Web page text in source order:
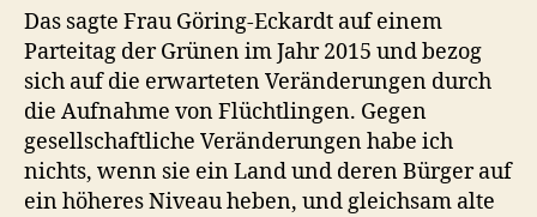
Das sagte Frau Göring-Eckardt auf einem
Parteitag der Grünen im Jahr 2015 und bezog
sich auf die erwarteten Veränderungen durch
die Aufnahme von Flüchtlingen. Gegen
gesellschaftliche Veränderungen habe ich
nichts, wenn sie ein Land und deren Bürger auf
ein höheres Niveau heben, und gleichsam alte